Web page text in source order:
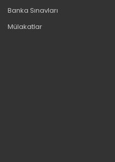
Banka Sınavları
Mülakatlar